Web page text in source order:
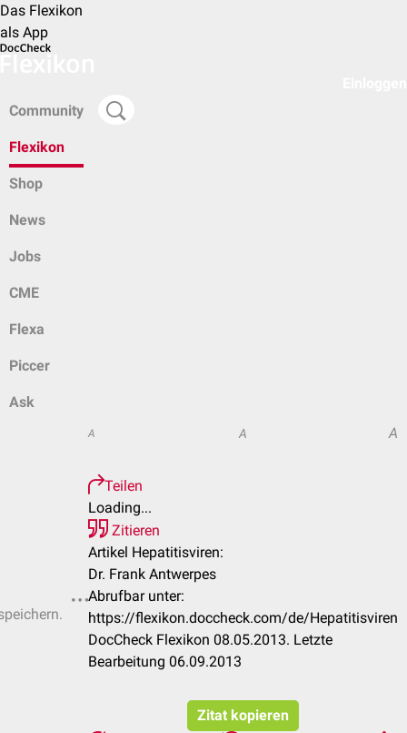
Das Flexikon
als App
Community
Flexikon
Shop
News
Jobs
CME
Flexa
Piccer
Ask
A A A
Teilen
Loading...
Zitieren
Artikel Hepatitisviren:
Dr. Frank Antwerpes
Abrufbar unter:
https://flexikon.doccheck.com/de/Hepatitisviren
DocCheck Flexikon 08.05.2013. Letzte
Bearbeitung 06.09.2013
Zitat kopieren